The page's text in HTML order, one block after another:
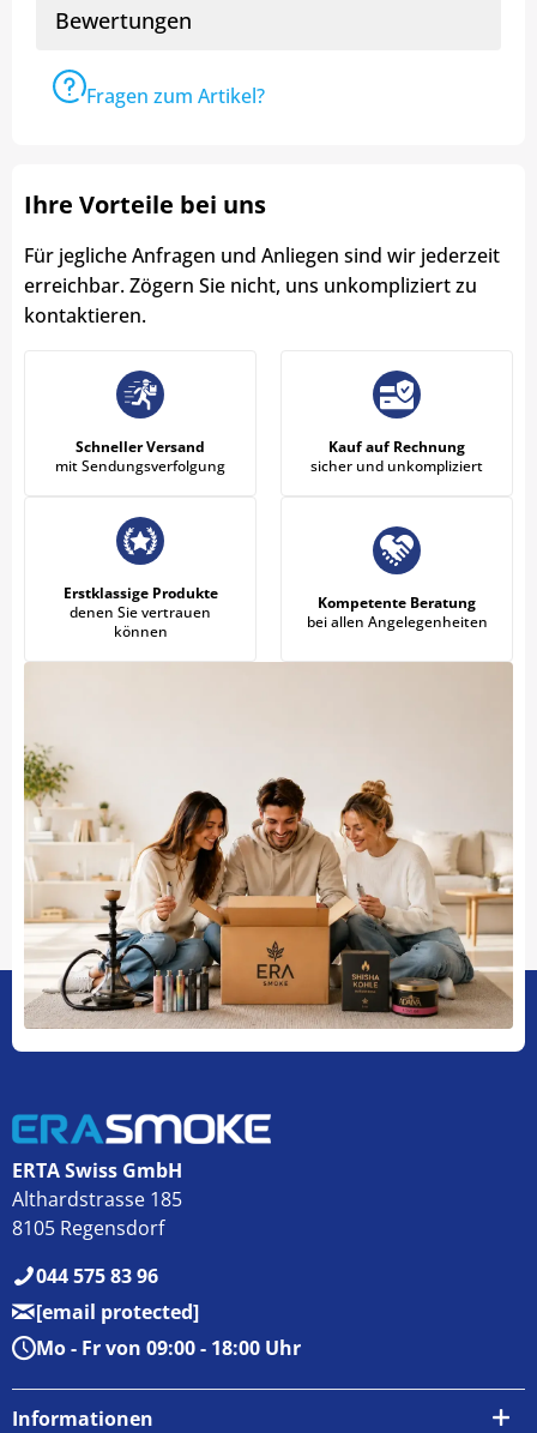
Bewertungen
Fragen zum Artikel?
Ihre Vorteile bei uns
Für jegliche Anfragen und Anliegen sind wir jederzeit
erreichbar. Zögern Sie nicht, uns unkompliziert zu
kontaktieren.
Schneller Versand
mit Sendungsverfolgung
Kauf auf Rechnung
sicher und unkompliziert
Erstklassige Produkte
denen Sie vertrauen
können
Kompetente Beratung
bei allen Angelegenheiten
ERTA Swiss GmbH
Althardstrasse 185
8105 Regensdorf
044 575 83 96
[email protected]
Mo - Fr von 09:00 - 18:00 Uhr
Informationen